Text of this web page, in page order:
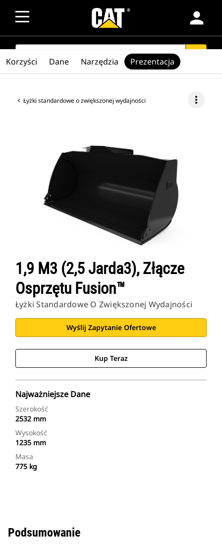
person
SEARCH
Łyżki standardowe o zwiększonej wydajności more_vert
1,9 M3 (2,5 Jarda3), Złącze
Osprzętu Fusion™
Łyżki Standardowe O Zwiększonej Wydajności
Wyślij Zapytanie Ofertowe
Kup Teraz
Najważniejsze Dane
Szerokość
2532 mm
Wysokość
1235 mm
Masa
775 kg
Korzyści Dane Narzędzia Prezentacja
Podsumowanie